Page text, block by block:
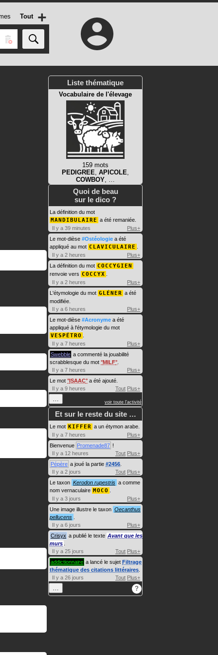
Tout +
Liste thématique
Vocabulaire de l'élevage
159 mots
PEDIGREE, APICOLE,
COWBOY, …
Quoi de beau
sur le dico ?
La définition du mot
MANDIBULAIRE a été remaniée.
Il y a 39 minutes
Plus+
Le mot-dièse #Ostéologie a été
appliqué au mot CLAVICULAIRE
Il y a 2 heures
Plus+
La définition du mot COCCYGIEN
renvoie vers COCCYX
Il y a 2 heures
Plus+
L'étymologie du mot GLÉNER a été
modifiée.
Il y a 6 heures
Plus+
Le mot-dièse #Acronyme a été
appliqué à l'étymologie du mot
VESPÉTRO
Il y a 7 heures
Plus+
Swebble a commenté la jouabilité
scrabblesque du mot MILF
Il y a 7 heures
Plus+
Le mot ISAAC a été ajouté.
Il y a 9 heures
Tout Plus+
… voir toute l'activité
Et sur le reste du site …
Le mot KIFFER a un étymon arabe.
Il y a 7 heures
Plus+
Bienvenue Promenade87 !
Il y a 12 heures
Tout Plus+
Pépère a joué la partie #2456
Il y a 2 jours
Tout Plus+
Le taxon Kerodon rupestris a comme
nom vernaculaire MOCO
Il y a 3 jours
Plus+
Une image illustre le taxon Oecanthus
pellucens
Il y a 6 jours
Plus+
Crisyx a publié le texte Avant que les
murs
Il y a 25 jours
Tout Plus+
addictionnaire a lancé le sujet Filtrage
thématique des citations littéraires
Il y a 26 jours
Tout Plus+
… ?